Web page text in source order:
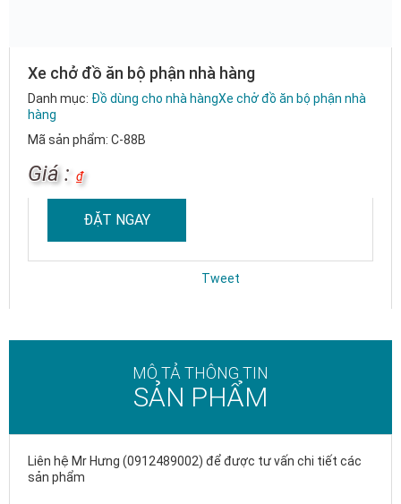
Xe chở đồ ăn bộ phận nhà hàng
Danh mục: Đồ dùng cho nhà hàngXe chở đồ ăn bộ phận nhà
hàng
Mã sản phẩm: C-88B
Giá : ₫
ĐẶT NGAY
Tweet
MÔ TẢ THÔNG TIN
SẢN PHẨM
Liên hệ Mr Hưng (0912489002) để được tư vấn chi tiết các
sản phẩm